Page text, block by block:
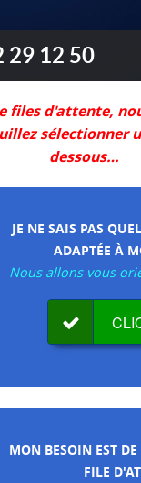
29 12 50
files d'attente,
sélectionner
dessous…
JE NE SAIS PAS
ADAPTÉE À
Nous allons vous
MON BESOIN EST DE
FILE